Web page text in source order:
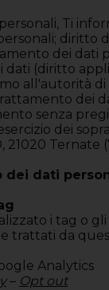
Ti
dei dati
(diritto
all'autorità
dei
senza
dei
21020 Ternate
dei dati
i tag o
trattati da
Analytics
– Opt out